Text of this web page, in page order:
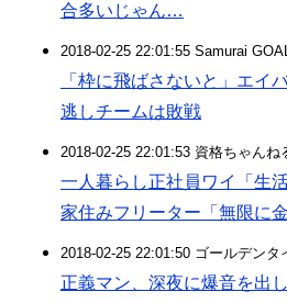
合多いじゃん…
2018-02-25 22:01:55 Samurai
「枠に飛ばさないと」エイ
逃しチームは敗戦
2018-02-25 22:01:53 資格ちゃんね
一人暮らし正社員ワイ「
家住みフリーター「無限に
2018-02-25 22:01:50 ゴールデンタ
正義マン、深夜に爆音を出